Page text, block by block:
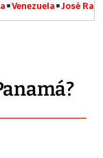
Venezuela José